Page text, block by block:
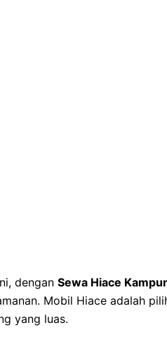
dengan Sewa Hiace
Mobil Hiace adalah
yang luas.